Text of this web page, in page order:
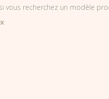
vous recherchez un modèle